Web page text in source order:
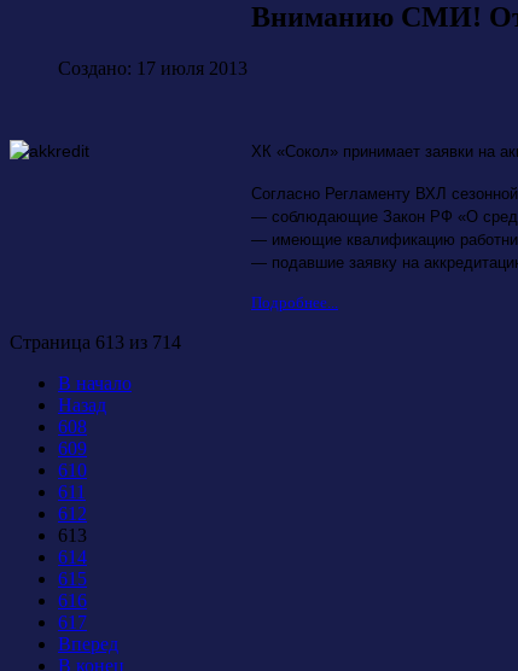
Вниманию СМИ!
Создано: 17 июля 2013
ХК «Сокол» принимает заявки на
Согласно Регламенту ВХЛ
— соблюдающие Закон РФ «О
— имеющие квалификацию
— подавшие заявку на
Подробнее...
Страница 613 из 714
В начало
Назад
608
609
610
611
612
613
614
615
616
617
Вперед
В конец